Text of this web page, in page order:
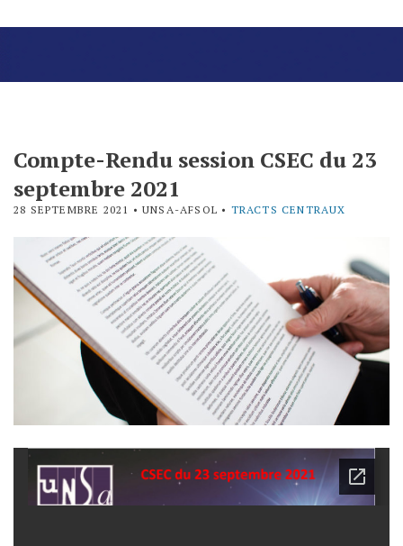
Compte-Rendu session CSEC du 23
septembre 2021
28 SEPTEMBRE 2021 • UNSA-AFSOL • TRACTS CENTRAUX